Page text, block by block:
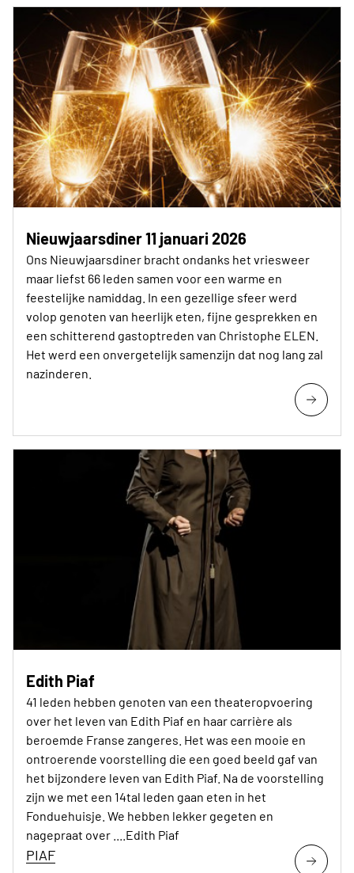
Nieuwjaarsdiner 11 januari 2026
Ons Nieuwjaarsdiner bracht ondanks het vriesweer
maar liefst 66 leden samen voor een warme en
feestelijke namiddag. In een gezellige sfeer werd
volop genoten van heerlijk eten, fijne gesprekken en
een schitterend gastoptreden van Christophe ELEN.
Het werd een onvergetelijk samenzijn dat nog lang zal
nazinderen.
Edith Piaf
41 leden hebben genoten van een theateropvoering
over het leven van Edith Piaf en haar carrière als
beroemde Franse zangeres. Het was een mooie en
ontroerende voorstelling die een goed beeld gaf van
het bijzondere leven van Edith Piaf. Na de voorstelling
zijn we met een 14tal leden gaan eten in het
Fonduehuisje. We hebben lekker gegeten en
nagepraat over ....Edith Piaf
PIAF